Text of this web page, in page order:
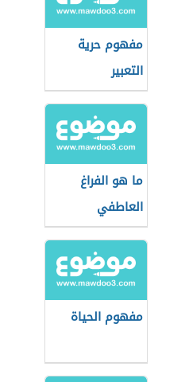
مفهوم حرية
التعبير
ما هو الفراغ
العاطفي
مفهوم الحياة